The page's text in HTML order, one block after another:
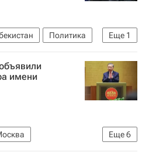
Еще 1
Политика
имени
Еще6
Шарль де Голль